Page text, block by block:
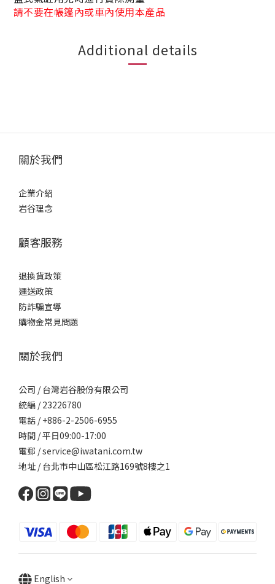
請不要在帳篷內或車內使用本產品
Additional details
關於我們
企業介紹
岩谷理念
顧客服務
退換貨政策
運送政策
防詐騙宣導
購物金常見問題
關於我們
公司 / 台灣岩谷股份有限公司
統編 / 23226780
電話 / +886-2-2506-6955
時間 / 平日09:00-17:00
電郵 / service@iwatani.com.tw
地址 / 台北市中山區松江路169號8樓之1
English